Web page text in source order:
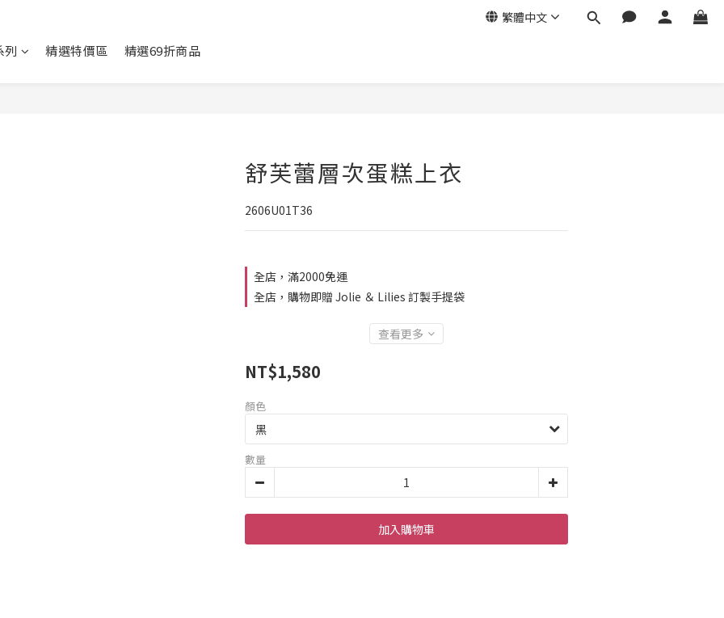
繁體中文
列 精選特價區 精選69折商品
舒芙蕾層次蛋糕上衣
2606U01T36
全店，滿2000免運
全店，購物即贈 Jolie ＆ Lilies 訂製手提袋
查看更多
NT$1,580
顏色
數量
加入購物車